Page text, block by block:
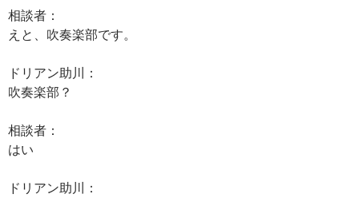
相談者：
えと、吹奏楽部です。
ドリアン助川：
吹奏楽部？
相談者：
はい
ドリアン助川：